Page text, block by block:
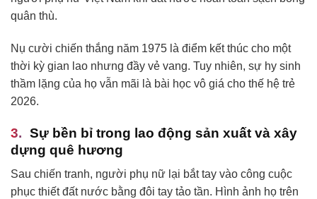
quân thù.
Nụ cười chiến thắng năm 1975 là điểm kết thúc cho một
thời kỳ gian lao nhưng đầy vẻ vang. Tuy nhiên, sự hy sinh
thầm lặng của họ vẫn mãi là bài học vô giá cho thế hệ trẻ
2026.
Sự bền bỉ trong lao động sản xuất và xây
dựng quê hương
Sau chiến tranh, người phụ nữ lại bắt tay vào công cuộc
phục thiết đất nước bằng đôi tay tảo tần. Hình ảnh họ trên